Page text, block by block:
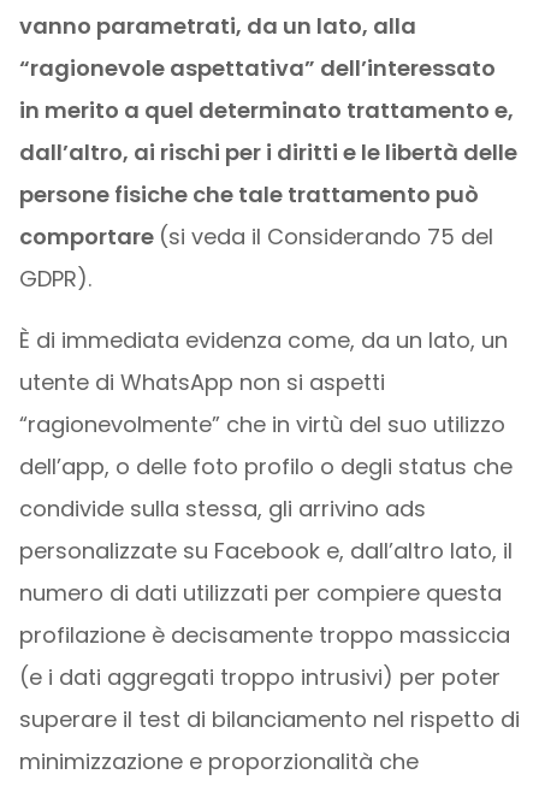
vanno parametrati, da un lato, alla
“ragionevole aspettativa” dell’interessato
in merito a quel determinato trattamento e,
dall’altro, ai rischi per i diritti e le libertà delle
persone fisiche che tale trattamento può
comportare (si veda il Considerando 75 del
GDPR).
È di immediata evidenza come, da un lato, un
utente di WhatsApp non si aspetti
“ragionevolmente” che in virtù del suo utilizzo
dell’app, o delle foto profilo o degli status che
condivide sulla stessa, gli arrivino ads
personalizzate su Facebook e, dall’altro lato, il
numero di dati utilizzati per compiere questa
profilazione è decisamente troppo massiccia
(e i dati aggregati troppo intrusivi) per poter
superare il test di bilanciamento nel rispetto di
minimizzazione e proporzionalità che